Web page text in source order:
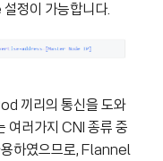
정이 가능합니다.
끼리의 통신을 도와
여러가지 CNI 종류 중
하였으므로, Flannel